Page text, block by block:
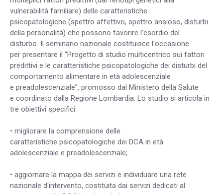
vulnerabilità familiare) delle caratteristiche
psicopatologiche (spettro affettivo, spettro ansioso, disturbi
della personalità) che possono favorire l’esordio del
disturbo. Il seminario nazionale costituisce l'occasione
per presentare il “Progetto di studio multicentrico sui fattori
predittivi e le caratteristiche psicopatologiche dei disturbi del
comportamento alimentare in età adolescenziale
e preadolescenziale”, promosso dal Ministero della Salute
e coordinato dalla Regione Lombardia. Lo studio si articola in
tre obiettivi specifici:
• migliorare la comprensione delle
caratteristiche psicopatologiche dei DCA in età
adolescenziale e preadolescenziale;
• aggiornare la mappa dei servizi e individuare una rete
nazionale d'intervento, costituita dai servizi dedicati al